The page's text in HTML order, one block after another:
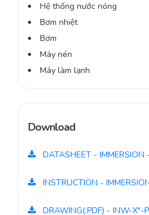
Hệ thống nước nóng
Bơm nhiệt
Bơm
Máy nén
Máy làm lạnh
Download
DATASHEET - IMMERSION
INSTRUCTION -
DRAWING(.PDF) - INW-X"-